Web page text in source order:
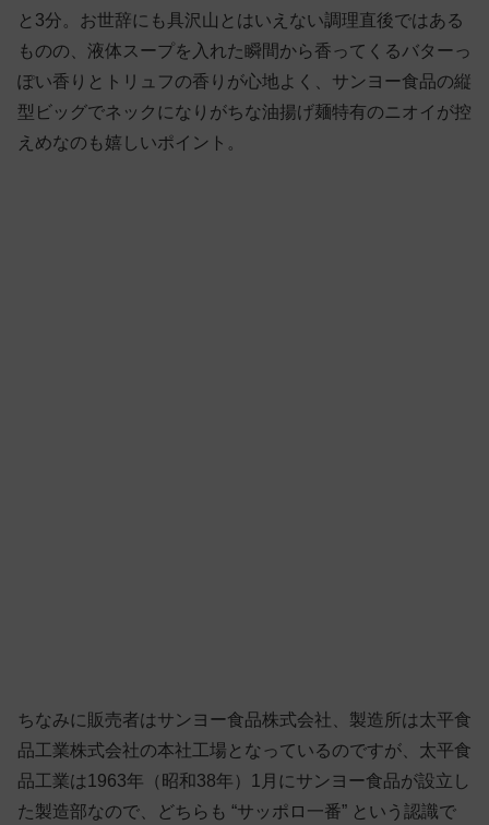
と3分。お世辞にも具沢山とはいえない調理直後ではある
ものの、液体スープを入れた瞬間から香ってくるバターっ
ぽい香りとトリュフの香りが心地よく、サンヨー食品の縦
型ビッグでネックになりがちな油揚げ麺特有のニオイが控
えめなのも嬉しいポイント。
ちなみに販売者はサンヨー食品株式会社、製造所は太平食
品工業株式会社の本社工場となっているのですが、太平食
品工業は1963年（昭和38年）1月にサンヨー食品が設立し
た製造部なので、どちらも “サッポロ一番” という認識で